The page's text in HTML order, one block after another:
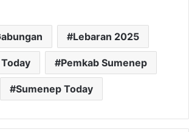
Lebaran 2025
Pemkab Sumenep
Sumenep Today